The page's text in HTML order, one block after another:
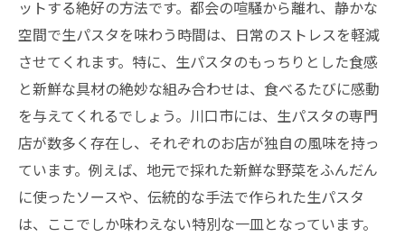
ットする絶好の方法です。都会の喧騒から離れ、静かな
空間で生パスタを味わう時間は、日常のストレスを軽減
させてくれます。特に、生パスタのもっちりとした食感
と新鮮な具材の絶妙な組み合わせは、食べるたびに感動
を与えてくれるでしょう。川口市には、生パスタの専門
店が数多く存在し、それぞれのお店が独自の風味を持っ
ています。例えば、地元で採れた新鮮な野菜をふんだん
に使ったソースや、伝統的な手法で作られた生パスタ
は、ここでしか味わえない特別な一皿となっています。